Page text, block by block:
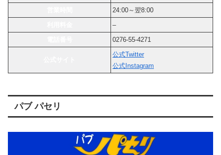
24:00～翌8:00
–
0276-55-4271
公式Twitter
公式Instagram
パブ パセリ